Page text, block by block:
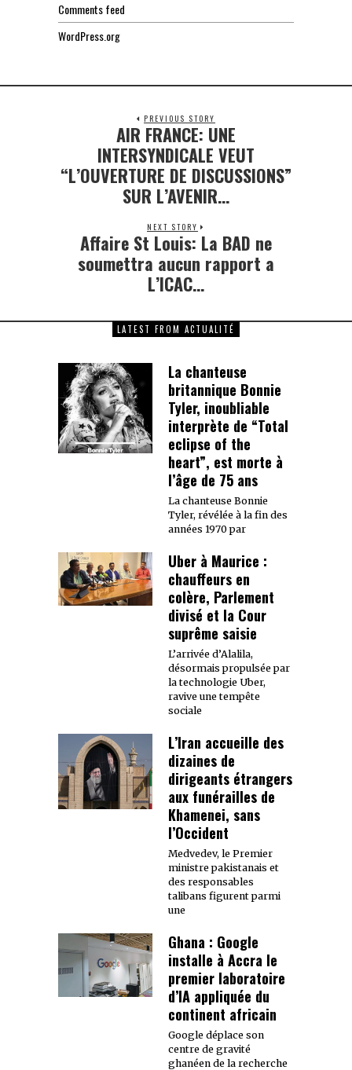
Comments feed
WordPress.org
PREVIOUS STORY
Previous
post:
AIR FRANCE: UNE
INTERSYNDICALE VEUT
“L’OUVERTURE DE DISCUSSIONS”
SUR L’AVENIR…
NEXT STORY
Next
Affaire St Louis: La BAD ne
soumettra aucun rapport a
L’ICAC…
LATEST FROM ACTUALITÉ
La chanteuse
britannique Bonnie
Tyler, inoubliable
interprète de “Total
eclipse of the
heart”, est morte à
l’âge de 75 ans
La chanteuse Bonnie
Tyler, révélée à la fin des
années 1970 par
Uber à Maurice :
chauffeurs en
colère, Parlement
divisé et la Cour
suprême saisie
L’arrivée d’Alalila,
désormais propulsée par
la technologie Uber,
ravive une tempête
sociale
L’Iran accueille des
dizaines de
dirigeants étrangers
aux funérailles de
Khamenei, sans
l’Occident
Medvedev, le Premier
ministre pakistanais et
des responsables
talibans figurent parmi
une
Ghana : Google
installe à Accra le
premier laboratoire
d’IA appliquée du
continent africain
Google déplace son
centre de gravité
ghanéen de la recherche